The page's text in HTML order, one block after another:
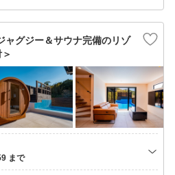
ャグジー＆サウナ完備のリゾ